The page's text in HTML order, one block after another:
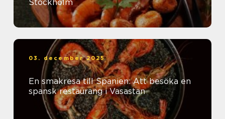
Stockholm
03. december 2025
En smakresa till Spanien: Att besöka en
spansk restaurang i Vasastan